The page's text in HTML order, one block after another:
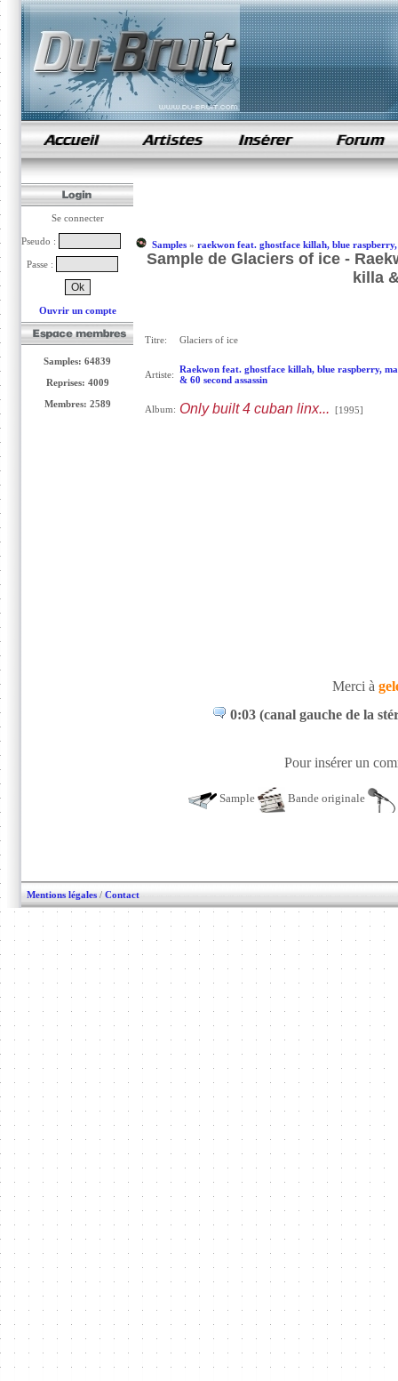
samples de rap
Se connecter
Pseudo :
Passe :
Ouvrir un compte
Samples: 64839
Reprises: 4009
Membres: 2589
Samples» raekwon feat. ghostface killah, blue raspberry,
Sample de Glaciers of ice -
killa
Titre: Glaciers of ice
Artiste: Raekwon feat. ghostface killah, blue raspberry,
& 60 second assassin
Album: Only built 4 cuban linx... [1995]
Merci à
0:03 (canal gauche de la
Pour insérer un
Sample Bande originale
Mentions légales / Contact